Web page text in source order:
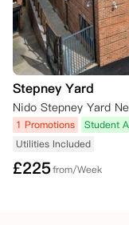
此信息必须在考试成
预订费退款（如已支付
租金将退还给您。若未
订费（如已支付）将作
请注意，如果您将在
的团队很乐意为您寻找
金可能会转移到您的新
•   未能获得英国签证：
Stepney Yard
Nido Stepney Yard
1 Promotions Student
Utilities Included
£225from/Week